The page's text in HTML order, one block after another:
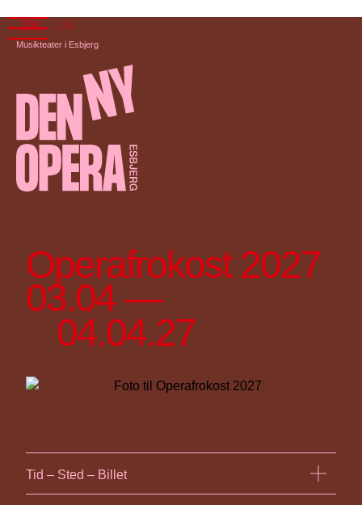
DK UK
Musikteater i Esbjerg
Operafrokost 2027
03.04 —
04.04.27
Tid – Sted – Billet